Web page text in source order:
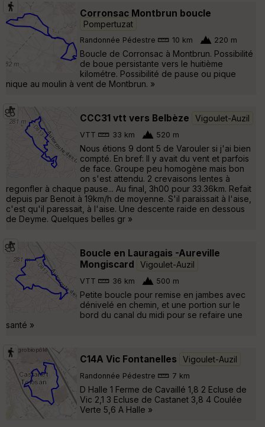
Corronsac Montbrun boucle
Pompertuzat
Randonnée Pédestre 10 km 220 m
Boucle de Corronsac à Montbrun. Possibilité
de boue persistante vers le huitième
kilométre. Possibilité de pause ou pique
nique au moulin à vent de Montbrun. »
CCC31 vtt vers Belbèze Vigoulet-Auzil
VTT 33 km 520 m
Nous étions 9 dont 5 de Varouler si j'ai bien
compté. En bref: Il y avait du vent et parfois
de face. Groupe peu homogène mais bon
on s'est attendu. 2 crevaisons lentes à
regonfler à chaque pause... Au final, 3h00 pour 33.36km. Refait
depuis par Benoit à 19km/h de moyenne. S'il paraissait à l'aise,
c'est qu'il paressait, à l'aise. Une descente raide en dessous
de Deyme. Quelques belles gr »
Boucle en Lauragais -Aureville
Mongiscard
Vigoulet-Auzil
VTT 36 km 500 m
Petite boucle pour remise en jambes avec
dénivelé en chemin, et une portion sur le
bord du canal du midi pour se refaire une
santé »
C14A Vic Fontanelles Vigoulet-Auzil
Randonnée Pédestre 7 km
D Halle 1 Ferme de Cavaillé 1,8 2 Ecluse de
Vic 2,1 3 Ecluse de Castanet 3,8 4 Coulée
Verte 5,6 A Halle »